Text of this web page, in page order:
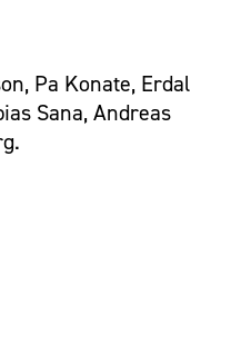
Pa Konate, Erdal
Sana, Andreas